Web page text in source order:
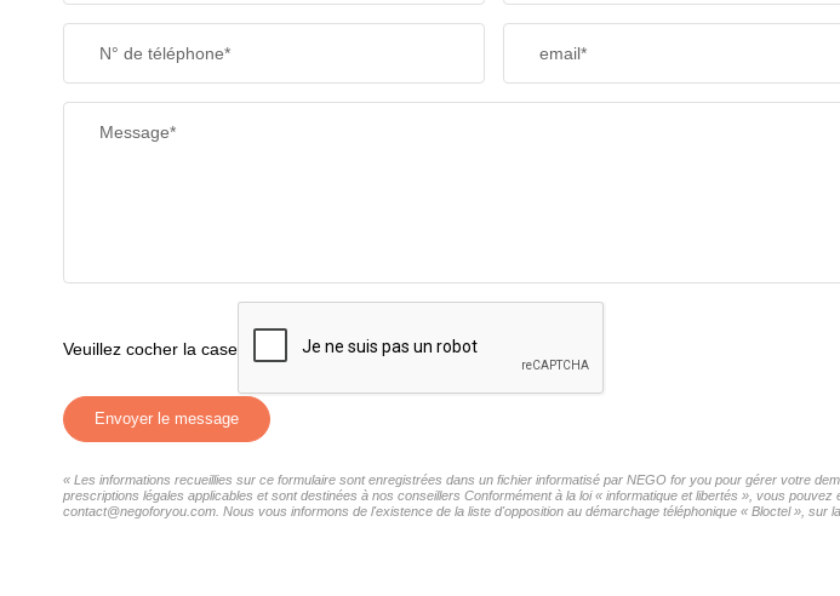
N° de téléphone* email*
Message*
Veuillez cocher la case
Envoyer le message
« Les informations recueillies sur ce formulaire sont enregistrées dans un fichier informatisé par NEGO for you pour gérer votre
prescriptions légales applicables et sont destinées à nos conseillers Conformément à la loi « informatique et libertés », vous
contact@negoforyou.com. Nous vous informons de l'existence de la liste d'opposition au démarchage téléphonique « Bloctel », sur